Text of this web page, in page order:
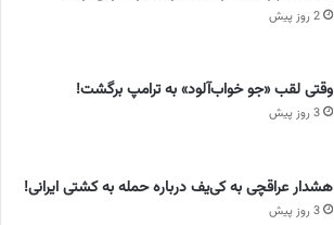
2 روز پیش
وقتی لقب «جو خواب‌آلود» به ترامپ برگشت!
3 روز پیش
هشدار عراقچی به کی‌یف درباره حمله به کشتی ایرانی!
3 روز پیش